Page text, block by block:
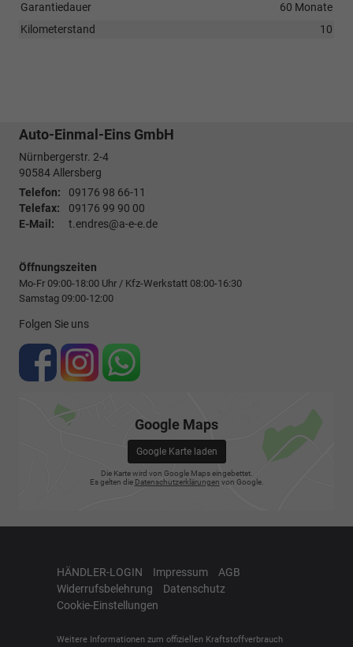
Garantiedauer
60 Monate
Kilometerstand
10
Auto-Einmal-Eins GmbH
Nürnbergerstr. 2-4
90584Allersberg
Telefon:
09176 98 66-11
Telefax:
09176 99 90 00
E-Mail:
t.endres@a-e-e.de
Öffnungszeiten
Mo-Fr 09:00-18:00 Uhr / Kfz-Werkstatt 08:00-16:30
Samstag 09:00-12:00
Folgen Sie uns
Google Maps
Google Karte laden
Die Karte wird von Google Maps eingebettet.
Es gelten die Datenschutzerklärungen von Google.
HÄNDLER-LOGIN Impressum
AGB
Widerrufsbelehrung
Datenschutz
Cookie-Einstellungen
Weitere Informationen zum offiziellen Kraftstoffverbrauch